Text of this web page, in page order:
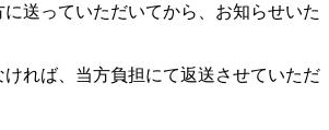
送っていただいてから、お知らせいた
ければ、当方負担にて返送させていただ